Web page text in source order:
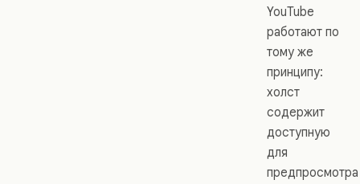
YouTube
работают по
тому же
принципу:
холст
содержит
доступную
для
предпросмотра